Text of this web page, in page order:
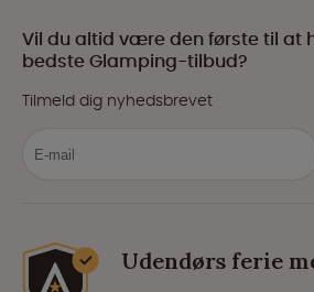
Vil du altid være den første til at
bedste Glamping-tilbud?
Tilmeld dig nyhedsbrevet
Udendørs ferie